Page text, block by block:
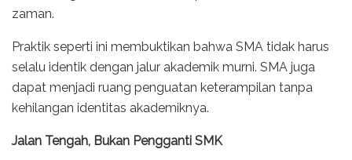
zaman.
Praktik seperti ini membuktikan bahwa SMA tidak harus
selalu identik dengan jalur akademik murni. SMA juga
dapat menjadi ruang penguatan keterampilan tanpa
kehilangan identitas akademiknya.
Jalan Tengah, Bukan Pengganti SMK